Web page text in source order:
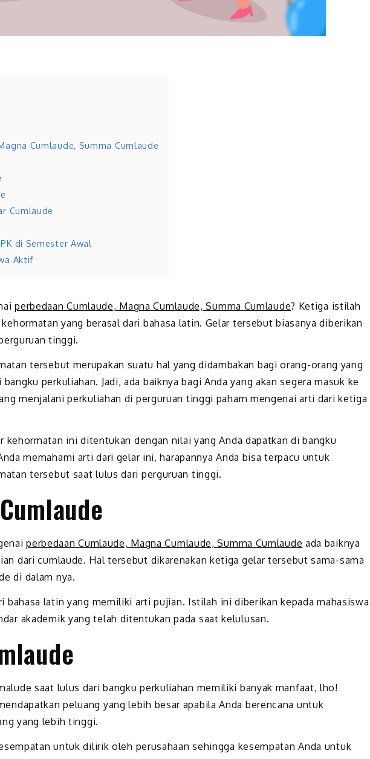
Cumlaude, Summa Cumlaude
Cumlaude
di Semester Awal
Aktif
perbedaan Cumlaude, Magna Cumlaude, Summa Cumlaude? Ketiga istilah
yang berasal dari bahasa latin. Gelar tersebut biasanya diberikan
tinggi.
tersebut merupakan suatu hal yang didambakan bagi orang-orang yang
perkuliahan. Jadi, ada baiknya bagi Anda yang akan segera masuk ke
menjalani perkuliahan di perguruan tinggi paham mengenai arti dari ketiga
kehormatan ini ditentukan dengan nilai yang Anda dapatkan di bangku
memahami arti dari gelar ini, harapannya Anda bisa terpacu untuk
tersebut saat lulus dari perguruan tinggi.
perbedaan Cumlaude, Magna Cumlaude, Summa Cumlaude ada baiknya
dari cumlaude. Hal tersebut dikarenakan ketiga gelar tersebut sama-sama
di dalam nya.
bahasa latin yang memiliki arti pujian. Istilah ini diberikan kepada mahasiswa
akademik yang telah ditentukan pada saat kelulusan.
saat lulus dari bangku perkuliahan memiliki banyak manfaat, lho!
peluang yang lebih besar apabila Anda berencana untuk
yang lebih tinggi.
untuk dilirik oleh perusahaan sehingga kesempatan Anda untuk